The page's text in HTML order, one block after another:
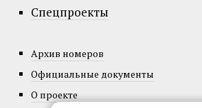
Спецпроекты
Архив номеров
Официальные документы
О проекте